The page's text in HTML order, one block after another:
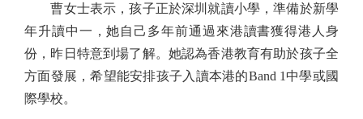
曹女士表示，孩子正於深圳就讀小學，準備於新學
年升讀中一，她自己多年前通過來港讀書獲得港人身
份，昨日特意到場了解。她認為香港教育有助於孩子全
方面發展，希望能安排孩子入讀本港的Band 1中學或國
際學校。